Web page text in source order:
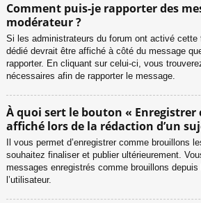
Comment puis-je rapporter des
modérateur ?
Si les administrateurs du forum ont activé cette
dédié devrait être affiché à côté du message
rapporter. En cliquant sur celui-ci, vous
nécessaires afin de rapporter le message.
À quoi sert le bouton «
affiché lors de la rédaction d’un
Il vous permet d’enregistrer comme brouillons
souhaitez finaliser et publier ultérieurement.
messages enregistrés comme brouillons
l’utilisateur.